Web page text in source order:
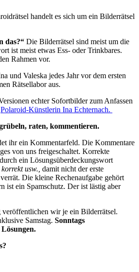
handelt es sich um ein Bilderrätsel
das?“ Die Bilderrätsel sind meist um die
ist meist etwas Ess- oder Trinkbares.
Rahmen vor.
und Valeska jedes Jahr vor dem ersten
Rätsellabor aus.
echter Sofortbilder zum Anfassen
Polaroid-Künstlerin Ina Echternach.
raten, kommentieren.
ihr ein Kommentarfeld. Die Kommentare
von uns freigeschaltet. Korrekte
ein Lösungsüberdeckungswort
usw., damit nicht der erste
Die kleine Rechenaufgabe gehört
ist ein Spamschutz. Der ist lästig aber
veröffentlichen wir je ein Bilderrätsel.
Samstag. Sonntags